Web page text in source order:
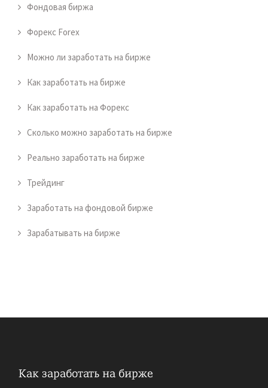
Фондовая биржа
Форекс Forex
Можно ли заработать на бирже
Как заработать на бирже
Как заработать на Форекс
Сколько можно заработать на бирже
Реально заработать на бирже
Трейдинг
Заработать на фондовой бирже
Зарабатывать на бирже